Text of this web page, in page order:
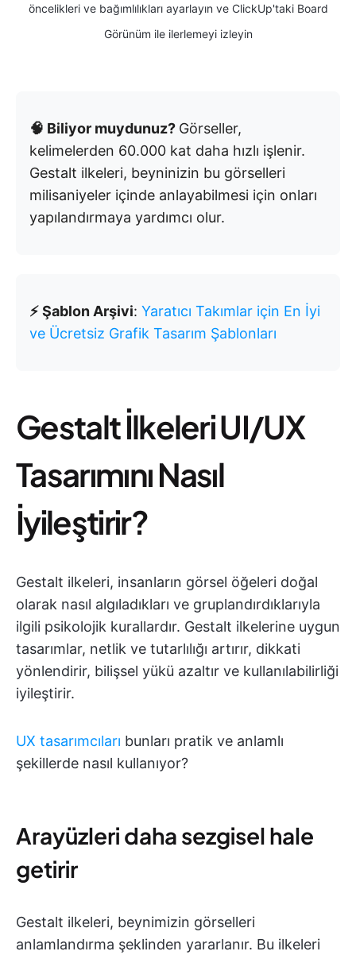
öncelikleri ve bağımlılıkları ayarlayın ve ClickUp'taki Board
Görünüm ile ilerlemeyi izleyin
🧠 Biliyor muydunuz? Görseller,
kelimelerden 60.000 kat daha hızlı işlenir.
Gestalt ilkeleri, beyninizin bu görselleri
milisaniyeler içinde anlayabilmesi için onları
yapılandırmaya yardımcı olur.
⚡ Şablon Arşivi: Yaratıcı Takımlar için En İyi
ve Ücretsiz Grafik Tasarım Şablonları
Gestalt İlkeleri UI/UX
Tasarımını Nasıl
İyileştirir?
Gestalt ilkeleri, insanların görsel öğeleri doğal
olarak nasıl algıladıkları ve gruplandırdıklarıyla
ilgili psikolojik kurallardır. Gestalt ilkelerine uygun
tasarımlar, netlik ve tutarlılığı artırır, dikkati
yönlendirir, bilişsel yükü azaltır ve kullanılabilirliği
iyileştirir.
UX tasarımcıları bunları pratik ve anlamlı
şekillerde nasıl kullanıyor?
Arayüzleri daha sezgisel hale
getirir
Gestalt ilkeleri, beynimizin görselleri
anlamlandırma şeklinden yararlanır. Bu ilkeleri